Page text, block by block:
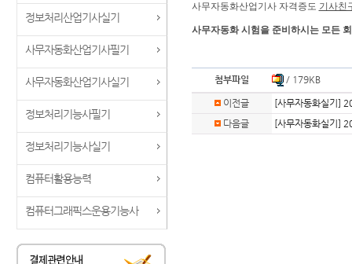
정보처리산업기사실기
사무자동화산업기사필기
사무자동화산업기사실기
정보처리기능사필기
정보처리기능사실기
컴퓨터활용능력
컴퓨터그래픽스운용기능사
사무자동화산업기사 자격증도 기사친
사무자동화 시험을 준비하시는 모든
첨부파일 / 179KB
이전글
[사무자동화실기]
다음글
[사무자동화실기]